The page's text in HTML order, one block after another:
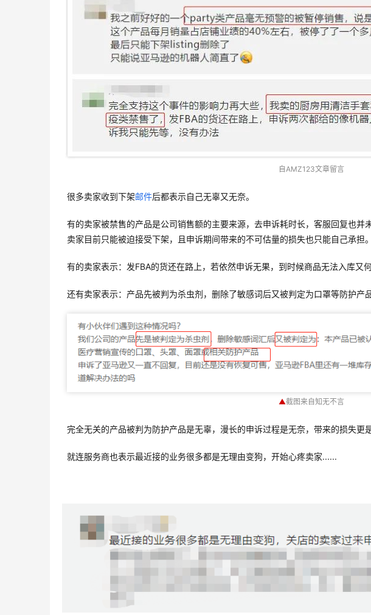
自AMZ123文章留言
很多卖家收到下架邮件后都表示自己无辜又无奈。
有的卖家被禁售的产品是公司销售额的主要来源，去申诉耗时长，客服回复也
卖家目前只能被迫接受下架，且申诉期间带来的不可估量的损失也只能自己承担。
有的卖家表示：发FBA的货还在路上，若依然申诉无果，到时候商品无法入库又何
还有卖家表示：产品先被判为杀虫剂，删除了敏感词后又被判定为口罩等防护产
▲截图来自知无不言
完全无关的产品被判为防护产品是无辜，漫长的申诉过程是无奈，带来的损失更
就连服务商也表示最近接的业务很多都是无理由变狗，开始心疼卖家......